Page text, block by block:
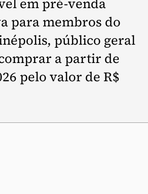
para membros do
público geral
a partir de
pelo valor de R$